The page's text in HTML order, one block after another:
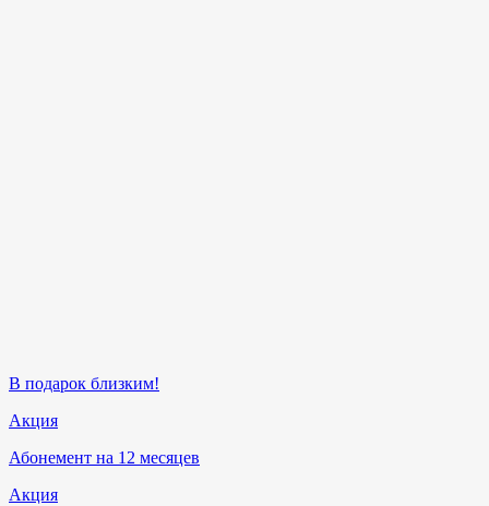
В подарок близким!
Акция
Абонемент на 12 месяцев
Акция